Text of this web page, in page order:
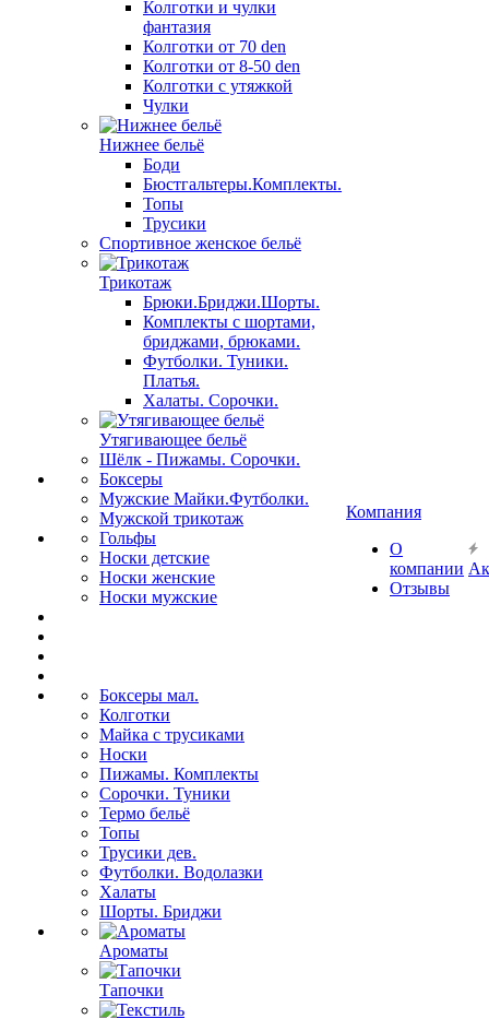
Колготки и чулки
фантазия
Колготки от 70 den
Колготки от 8-50 den
Колготки с утяжкой
Чулки
Нижнее бельё
Боди
Бюстгальтеры.Комплекты.
Топы
Трусики
Спортивное женское бельё
Трикотаж
Брюки.Бриджи.Шорты.
Комплекты с шортами,
бриджами, брюками.
Футболки. Туники.
Платья.
Халаты. Сорочки.
Утягивающее бельё
Шёлк - Пижамы. Сорочки.
Боксеры
Мужские Майки.Футболки.
Мужской трикотаж
Гольфы
Носки детские
Носки женские
Носки мужские
Боксеры мал.
Колготки
Майка с трусиками
Носки
Пижамы. Комплекты
Сорочки. Туники
Термо бельё
Топы
Трусики дев.
Футболки. Водолазки
Халаты
Шорты. Бриджи
Ароматы
Тапочки
Компания
О
компании
Отзывы